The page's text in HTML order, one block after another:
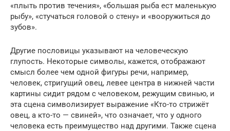
«плыть против течения», «большая рыба ест маленькую
рыбу», «стучаться головой о стену» и «вооружиться до
зубов».
Другие пословицы указывают на человеческую
глупость. Некоторые символы, кажется, отображают
смысл более чем одной фигуры речи, например,
человек, стригущий овец, левее центра в нижней части
картины сидит рядом с человеком, режущим свинью, и
эта сцена символизирует выражение «Кто-то стрижёт
овец, а кто-то — свиней», что означает, что у одного
человека есть преимущество над другими. Также сцена